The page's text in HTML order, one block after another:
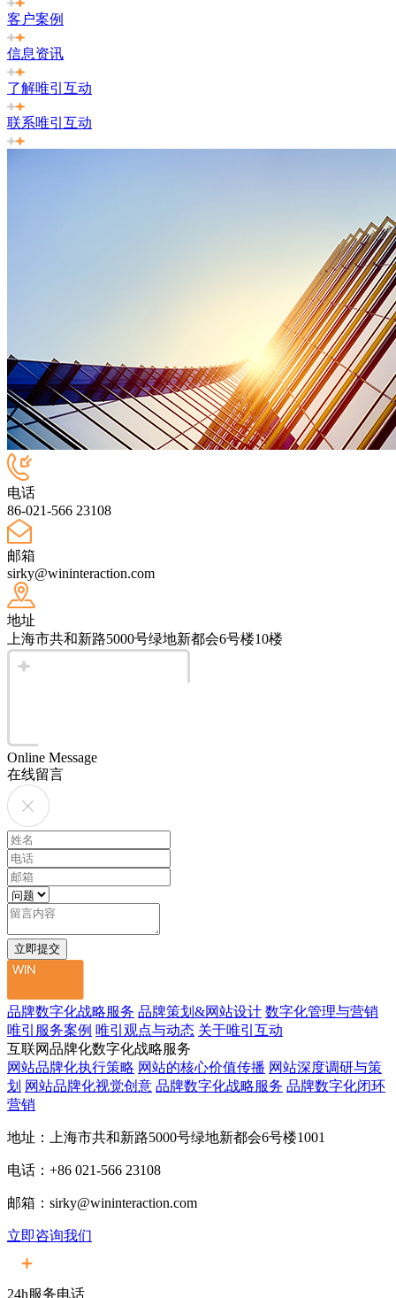
客户案例
信息资讯
了解唯引互动
联系唯引互动
电话
86-021-566 23108
邮箱
sirky@wininteraction.com
地址
上海市共和新路5000号绿地新都会6号楼10楼
Online Message
在线留言
品牌数字化战略服务 品牌策划&网站设计 数字化管理与营销
唯引服务案例 唯引观点与动态 关于唯引互动
互联网品牌化数字化战略服务
网站品牌化执行策略 网站的核心价值传播 网站深度调研与策
划 网站品牌化视觉创意 品牌数字化战略服务 品牌数字化闭环
营销
地址：上海市共和新路5000号绿地新都会6号楼1001
电话：+86 021-566 23108
邮箱：sirky@wininteraction.com
立即咨询我们
24h服务电话